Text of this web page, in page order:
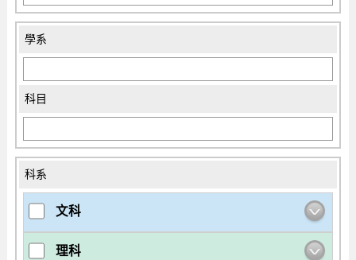
學系
科目
科系
文科
理科